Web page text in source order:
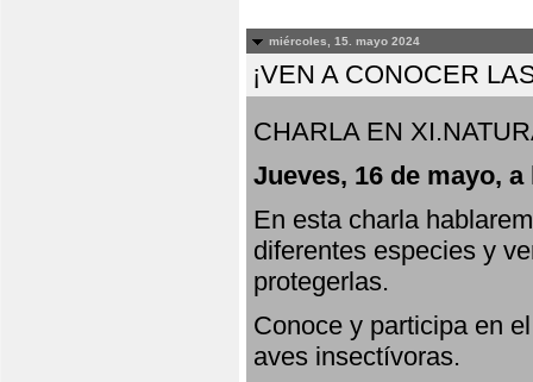
miércoles, 15. mayo 2024
¡VEN A CONOCER
CHARLA EN
Jueves, 16 de mayo,
En esta charla
diferentes especies y
protegerlas.
Conoce y participa en
aves insectívoras.